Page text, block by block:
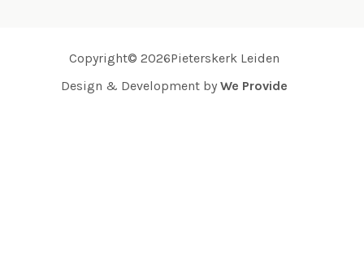
Copyright© 2026Pieterskerk Leiden
Design & Development by We Provide